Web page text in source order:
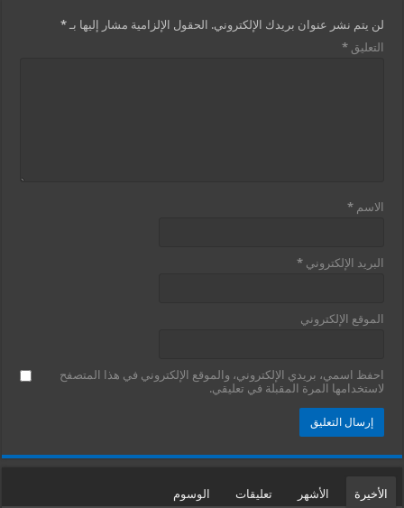
لن يتم نشر عنوان بريدك الإلكتروني. الحقول الإلزامية مشار إليها بـ*
التعليق*
الاسم*
البريد الإلكتروني*
الموقع الإلكتروني
احفظ اسمي، بريدي الإلكتروني، والموقع الإلكتروني في هذا المتصفح
لاستخدامها المرة المقبلة في تعليقي.
الأخيرة الأشهر تعليقات الوسوم